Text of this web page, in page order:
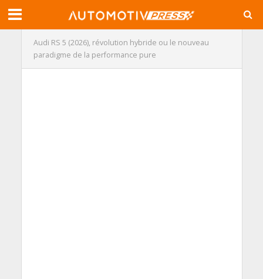
Audi RS 5 (2026), révolution hybride ou le nouveau
paradigme de la performance pure